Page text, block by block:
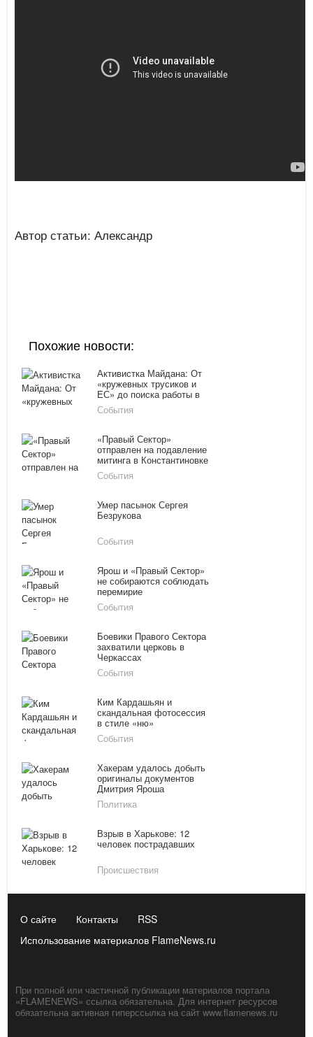
Автор статьи: Александр
Похожие новости:
Активистка Майдана: От
«кружевных трусиков и
ЕС» до поиска работы в
России
События
«Правый Сектор»
отправлен на подавление
митинга в Константиновке
События
Умер пасынок Сергея
Безрукова
События
Ярош и «Правый Сектор»
не собираются соблюдать
перемирие
События
Боевики Правого Сектора
захватили церковь в
Черкассах
События
Ким Кардашьян и
скандальная фотосессия
в стиле «ню»
События
Хакерам удалось добыть
оригиналы документов
Дмитрия Яроша
Политика
Взрыв в Харькове: 12
человек пострадавших
Происшествия
О сайте Контакты
RSS
Использование материалов FlameNews.ru
При полной или частичной публикации материалов портала
«FLAMENEWS» ссылка обязательна. Для интернет ресурсов
обязательна активная гиперссылка на сайт www.flamenews.ru